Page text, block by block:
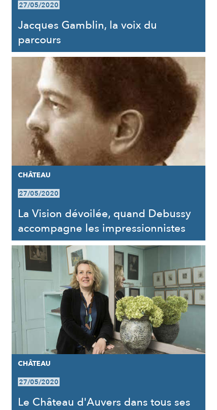
27/05/2020
Jacques Gamblin, la voix du
parcours
CHÂTEAU
27/05/2020
La Vision dévoilée, quand Debussy
accompagne les impressionnistes
CHÂTEAU
27/05/2020
Le Château d'Auvers dans tous ses